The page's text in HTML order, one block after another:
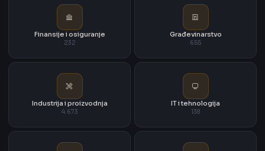
Finansije i osiguranje
232
Građevinarstvo
655
Industrija i proizvodnja
4.673
IT i tehnologija
138